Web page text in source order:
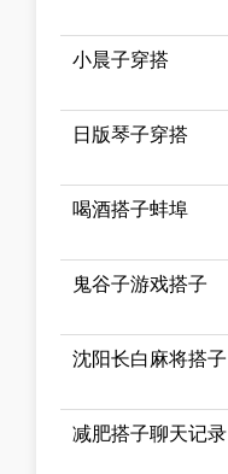
小晨子穿搭
日版琴子穿搭
喝酒搭子蚌埠
鬼谷子游戏搭子
沈阳长白麻将搭子
减肥搭子聊天记录